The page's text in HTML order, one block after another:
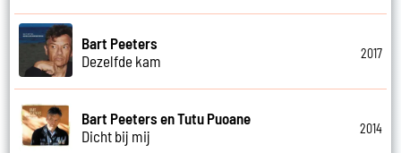
Bart Peeters
Dezelfde kam
2017
Bart Peeters en Tutu Puoane
Dicht bij mij
2014